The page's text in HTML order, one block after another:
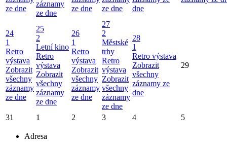
ze dne
záznamy
ze dne
ze dne
ze dne
dne
24
1
Retro
výstava
Zobrazit
všechny
záznamy
ze dne
25
2
Letní kino
Retro
výstava
Zobrazit
všechny
záznamy
ze dne
26
1
Retro
výstava
Zobrazit
všechny
záznamy
ze dne
27
2
Městské
trhy
Retro
výstava
Zobrazit
všechny
záznamy
ze dne
28
1
Retro výstava
Zobrazit
všechny
záznamy ze
dne
29
31 1 2 3 4 5
Adresa